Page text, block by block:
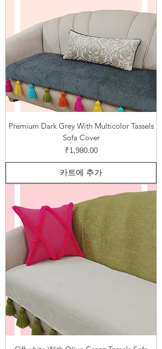
Premium Dark Grey With Multicolor Tassels
Sofa Cover
가격
₹1,980.00
카트에 추가